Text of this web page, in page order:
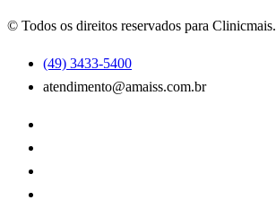
© Todos os direitos reservados para Clinicmais.
(49) 3433-5400
atendimento@amaiss.com.br